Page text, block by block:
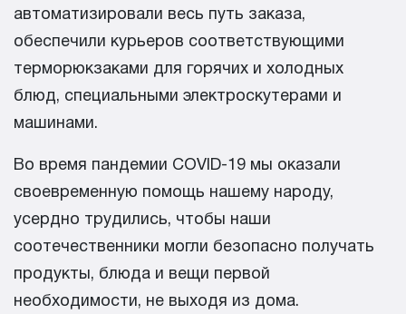
автоматизировали весь путь заказа,
обеспечили курьеров соответствующими
терморюкзаками для горячих и холодных
блюд, специальными электроскутерами и
машинами.
Во время пандемии COVID-19 мы оказали
своевременную помощь нашему народу,
усердно трудились, чтобы наши
соотечественники могли безопасно получать
продукты, блюда и вещи первой
необходимости, не выходя из дома.